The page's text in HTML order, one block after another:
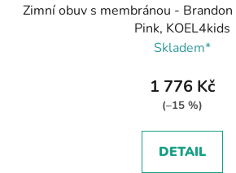
Zimní obuv s membránou -
Pink, KOEL4kids
Skladem*
1 776 Kč
(–15 %)
DETAIL